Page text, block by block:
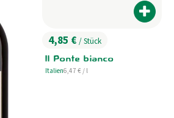
, Preis:
4,85 € / Stück
Il Ponte bianco
, Herkunft:
Italien, Referenzpreis:
6,47 € / l